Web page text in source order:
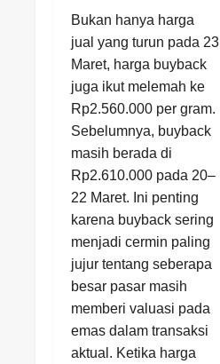
Bukan hanya harga
jual yang turun pada 23
Maret, harga buyback
juga ikut melemah ke
Rp2.560.000 per gram.
Sebelumnya, buyback
masih berada di
Rp2.610.000 pada 20–
22 Maret. Ini penting
karena buyback sering
menjadi cermin paling
jujur tentang seberapa
besar pasar masih
memberi valuasi pada
emas dalam transaksi
aktual. Ketika harga